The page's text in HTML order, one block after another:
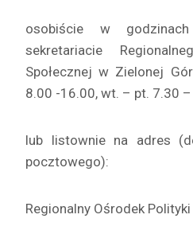
osobiście w
sekretariacie
Społecznej w Zielonej
8.00 -16.00, wt. – pt. 7.30
lub listownie na adres
pocztowego):
Regionalny Ośrodek Polityki